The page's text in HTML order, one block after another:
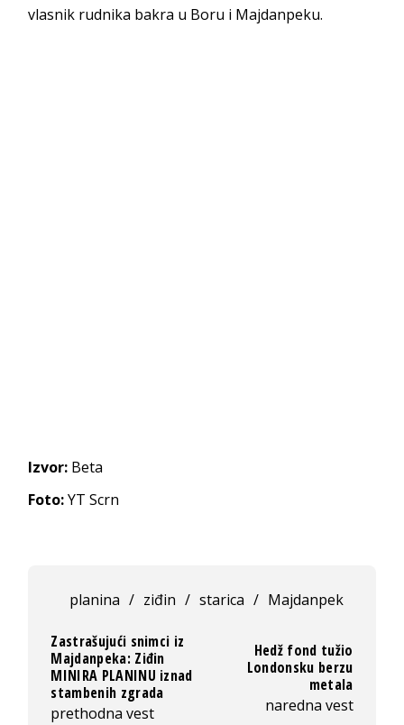
vlasnik rudnika bakra u Boru i Majdanpeku.
Izvor: Beta
Foto:YT Scrn
planina / ziđin / starica / Majdanpek
Zastrašujući snimci iz
Majdanpeka: Ziđin
MINIRA PLANINU iznad
stambenih zgrada
prethodna vest
Hedž fond tužio
Londonsku berzu
metala
naredna vest